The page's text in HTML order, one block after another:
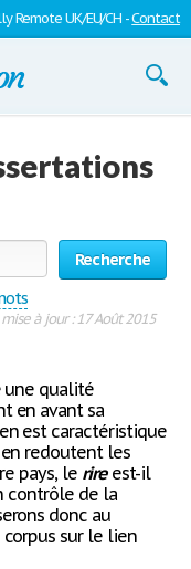
Remote UK/EU/CH -Contact
Recherche
à jour : 17 Août 2015
qualité
en avant sa
est caractéristique
redoutent les
pays, le rireest-il
contrôle de la
donc au
sur le lien